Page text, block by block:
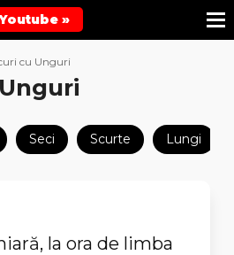
»
cu Unguri
Seci Scurte Lungi
la ora de limba